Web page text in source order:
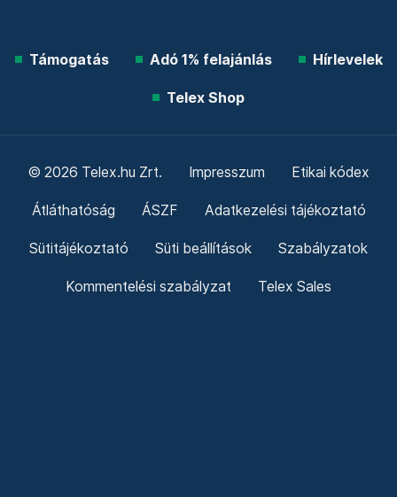
Támogatás Adó 1% felajánlás Hírlevelek
Telex Shop
© 2026 Telex.hu Zrt. Impresszum Etikai kódex
Átláthatóság ÁSZF Adatkezelési tájékoztató
Sütitájékoztató Süti beállítások Szabályzatok
Kommentelési szabályzat Telex Sales